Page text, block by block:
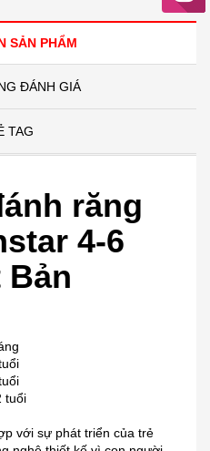
SẢN PHẨM
ĐÁNH GIÁ
TAG
răng
4-6
Bản
tuổi
với sự phát triển của trẻ